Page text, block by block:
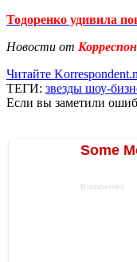
Тодоренко удивила
Новости от
Читайте
ТЕГИ: звезды шоу-
Если вы заметили